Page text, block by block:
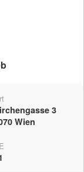
Angebote
3
Wien